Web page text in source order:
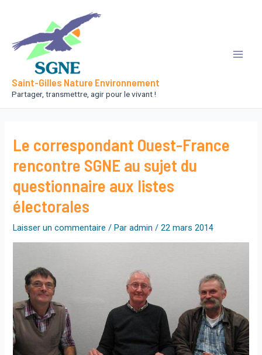
contenu
Saint-Gilles Nature Environnement
Partager, transmettre, agir pour le vivant !
Le correspondant Ouest-France
rencontre SGNE au sujet du
questionnaire aux listes
électorales
Laisser un commentaire / Paradmin/22 mars 2014